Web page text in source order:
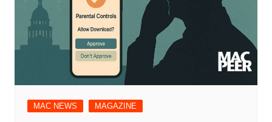
MAC NEWS MAGAZINE